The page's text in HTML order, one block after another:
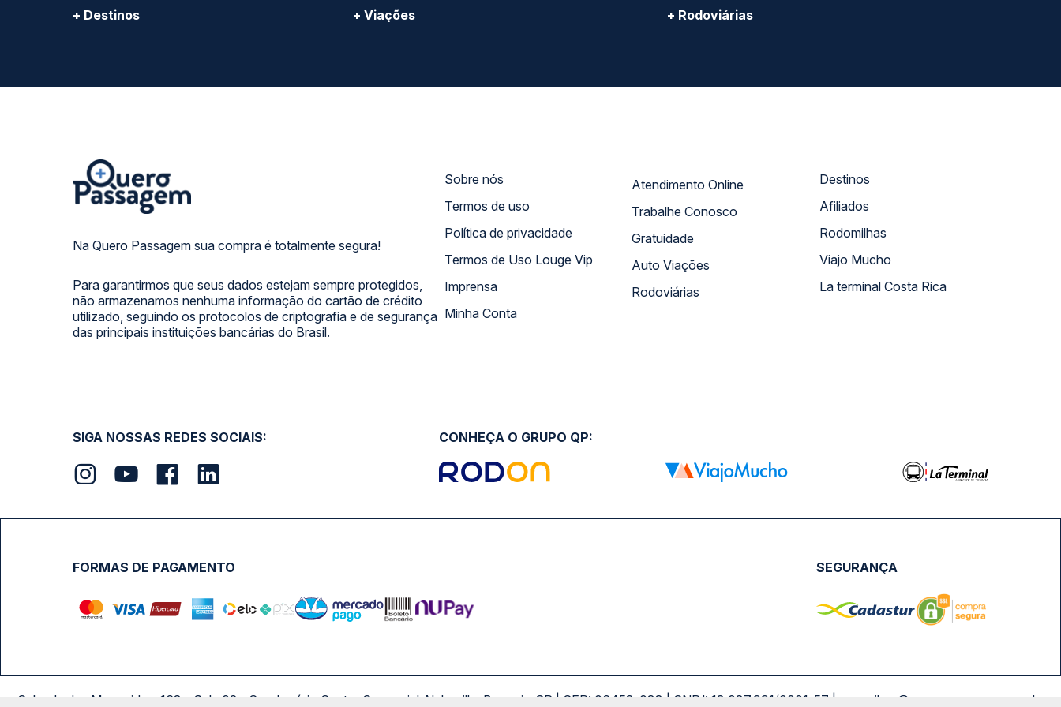
+ Destinos
+ Viações
+ Rodoviárias
Na Quero Passagem sua compra é totalmente segura!
Para garantirmos que seus dados estejam sempre protegidos,
não armazenamos nenhuma informação do cartão de crédito
utilizado, seguindo os protocolos de criptografia e de segurança
das principais instituições bancárias do Brasil.
Sobre nós
Termos de uso
Política de privacidade
Termos de Uso Louge Vip
Imprensa
Minha Conta
Atendimento Online
Trabalhe Conosco
Gratuidade
Auto Viações
Rodoviárias
Destinos
Afiliados
Rodomilhas
Viajo Mucho
La terminal Costa Rica
SIGA NOSSAS REDES SOCIAIS: CONHEÇA O GRUPO QP:
FORMAS DE PAGAMENTO SEGURANÇA
Calçada das Margaridas, 163 - Sala 02 - Condomínio Centro Comercial Alphaville, Barueri - SP | CEP: 06453-038 | CNPJ: 18.087.991/0001-57 | saconibus@queropassagem.com.br